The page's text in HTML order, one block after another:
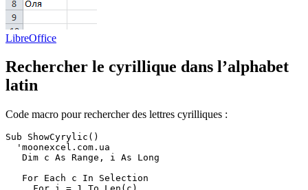
LibreOffice
Rechercher le cyrillique dans l’alphabet
latin
Code macro pour rechercher des lettres cyrilliques :
Sub ShowCyrylic()
  'moonexcel.com.ua
   Dim c As Range, i As Long
   For Each c In Selection